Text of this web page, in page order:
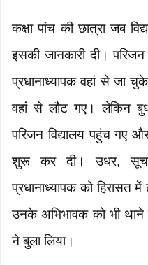
कक्षा पांच की छात्रा जब
इसकी जानकारी दी।
प्रधानाध्यापक वहां से जा
वहां से लौट गए। लेकिन
परिजन विद्यालय पहुंच गए
शुरू कर दी। उधर,
प्रधानाध्यापक को हिरासत
उनके अभिभावक को भी थाने
ने बुला लिया।